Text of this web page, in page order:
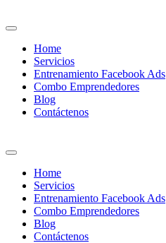
Home
Servicios
Entrenamiento Facebook Ads
Combo Emprendedores
Blog
Contáctenos
Home
Servicios
Entrenamiento Facebook Ads
Combo Emprendedores
Blog
Contáctenos